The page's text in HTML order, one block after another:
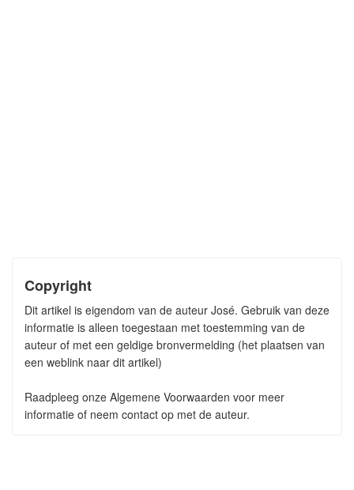
Copyright
Dit artikel is eigendom van de auteur José. Gebruik van deze
informatie is alleen toegestaan met toestemming van de
auteur of met een geldige bronvermelding (het plaatsen van
een weblink naar dit artikel)
Raadpleeg onze Algemene Voorwaarden voor meer
informatie of neem contact op met de auteur.